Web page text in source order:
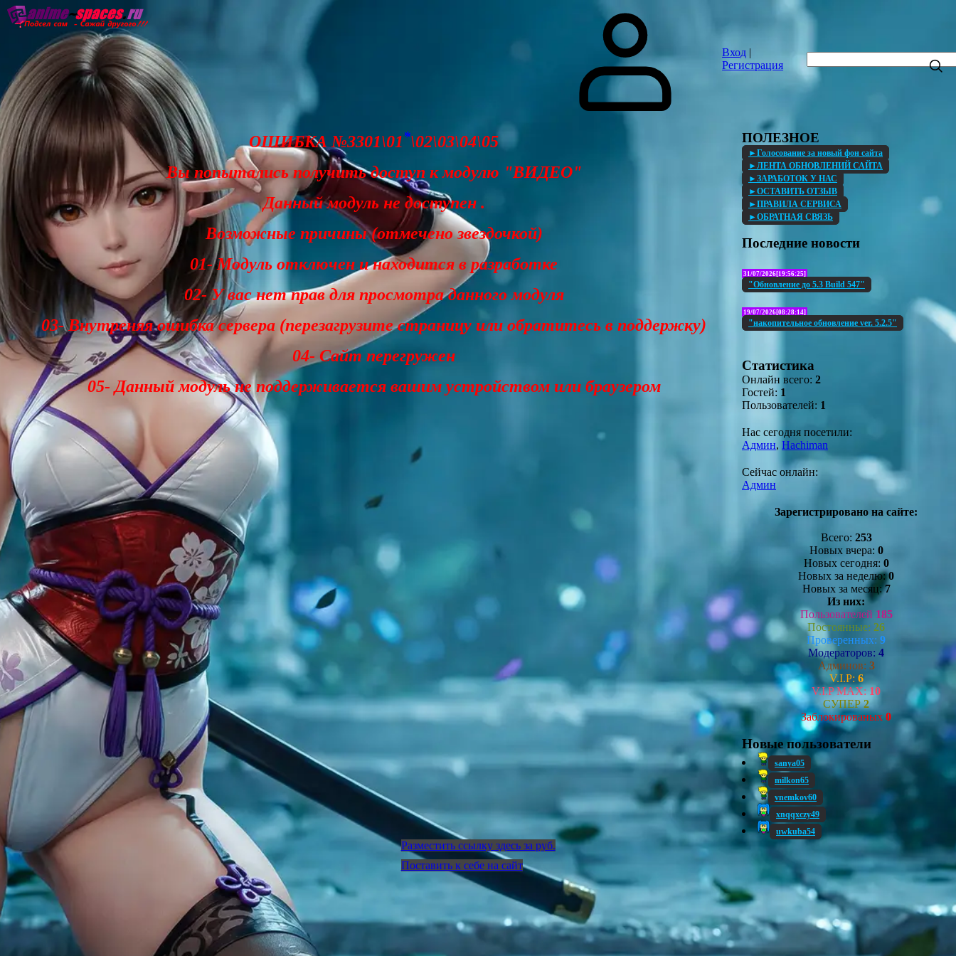
Онгоинги
Вход |
Регистрация
ОШИБКА №3301\01*\02\03\04\05
Вы попытались получить доступ к модулю "ВИДЕО"
Данный модуль не доступен .
Возможные причины (отмечено звездочкой)
01- Модуль отключен и находится в разработке
02- У вас нет прав для просмотра данного модуля
03- Внутреняя ошибка сервера (перезагрузите страницу или обратитесь в поддержку)
04- Сайт перегружен
05- Данный модуль не поддерживается вашим устройством или браузером
ПОЛЕЗНОЕ
►Голосование за новый фон сайта
►ЛЕНТА ОБНОВЛЕНИЙ САЙТА
►ЗАРАБОТОК У НАС
►ОСТАВИТЬ ОТЗЫВ
►ПРАВИЛА СЕРВИСА
►ОБРАТНАЯ СВЯЗЬ
Последние новости
31/07/2026[19:56:25]
"Обновление до 5.3 Build 547"
19/07/2026[08:28:14]
"накопительное обновление ver. 5.2.5"
Статистика
Онлайн всего: 2
Гостей: 1
Пользователей: 1
Нас сегодня посетили:
Админ, Hachiman
Сейчас онлайн:
Админ
Зарегистрировано на сайте:
Всего: 253
Новых вчера: 0
Новых сегодня: 0
Новых за неделю:0
Новых за месяц:7
Из них:
Пользователей 185
Постоянные: 26
Проверенных: 9
Модераторов: 4
Админов: 3
V.I.P: 6
V.I.P MAX:10
СУПЕР2
Заблокированых 0
Новые пользователи
sanya05
milkon65
vnemkov60
xnqqxczy49
uwkuba54
Разместить ссылку здесь за руб.
Поставить к себе на сайт